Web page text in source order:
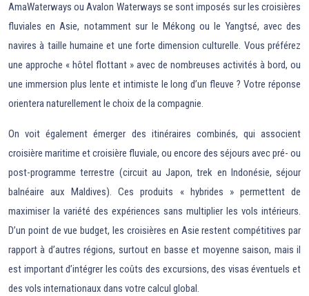
AmaWaterways ou Avalon Waterways se sont imposés sur les croisières
fluviales en Asie, notamment sur le Mékong ou le Yangtsé, avec des
navires à taille humaine et une forte dimension culturelle. Vous préférez
une approche « hôtel flottant » avec de nombreuses activités à bord, ou
une immersion plus lente et intimiste le long d’un fleuve ? Votre réponse
orientera naturellement le choix de la compagnie.
On voit également émerger des itinéraires combinés, qui associent
croisière maritime et croisière fluviale, ou encore des séjours avec pré- ou
post-programme terrestre (circuit au Japon, trek en Indonésie, séjour
balnéaire aux Maldives). Ces produits « hybrides » permettent de
maximiser la variété des expériences sans multiplier les vols intérieurs.
D’un point de vue budget, les croisières en Asie restent compétitives par
rapport à d’autres régions, surtout en basse et moyenne saison, mais il
est important d’intégrer les coûts des excursions, des visas éventuels et
des vols internationaux dans votre calcul global.